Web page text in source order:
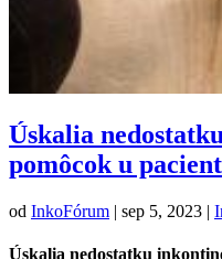
Úskalia
pomôcok u
od InkoFórum | sep 5, 2023 |
Úskalia nedostatku